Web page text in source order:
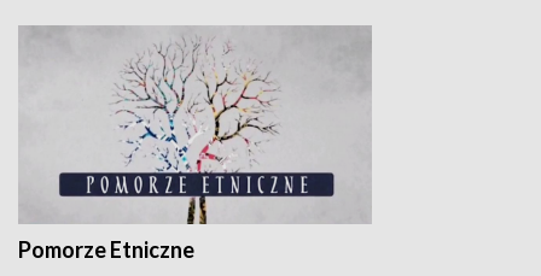
Pomorze Etniczne